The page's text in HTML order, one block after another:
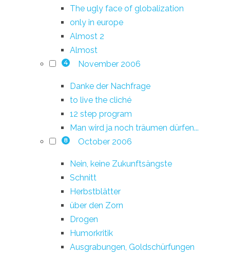
The ugly face of globalization
only in europe
Almost 2
Almost
4 November 2006
Danke der Nachfrage
to live the cliché
12 step program
Man wird ja noch träumen dürfen...
8 October 2006
Nein, keine Zukunftsängste
Schnitt
Herbstblätter
über den Zorn
Drogen
Humorkritik
Ausgrabungen, Goldschürfungen